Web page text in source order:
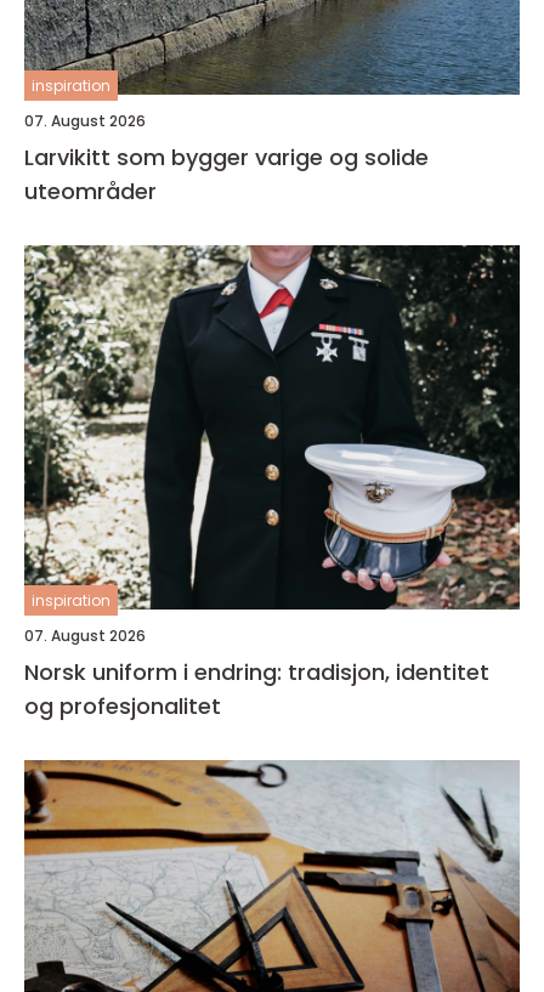
inspiration
07. August 2026
Larvikitt som bygger varige og solide
uteområder
inspiration
07. August 2026
Norsk uniform i endring: tradisjon, identitet
og profesjonalitet